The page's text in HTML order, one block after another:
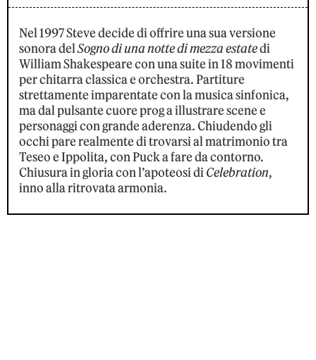
Nel 1997 Steve decide di offrire una sua versione
sonora delSogno di una notte di mezza estatedi
William Shakespeare con una suite in 18 movimenti
per chitarra classica e orchestra. Partiture
strettamente imparentate con la musica sinfonica,
ma dal pulsante cuore prog a illustrare scene e
personaggi con grande aderenza. Chiudendo gli
occhi pare realmente di trovarsi al matrimonio tra
Teseo e Ippolita, con Puck a fare da contorno.
Chiusura in gloria con l’apoteosi diCelebration,
inno alla ritrovata armonia.